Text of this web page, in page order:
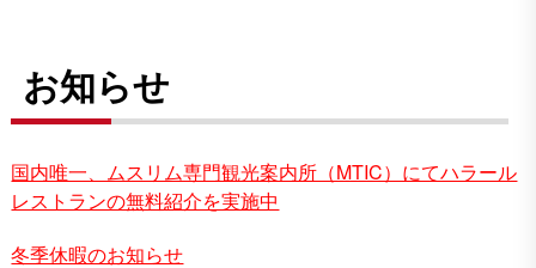
お知らせ
国内唯一、ムスリム専門観光案内所（MTIC）にてハラール
レストランの無料紹介を実施中
冬季休暇のお知らせ